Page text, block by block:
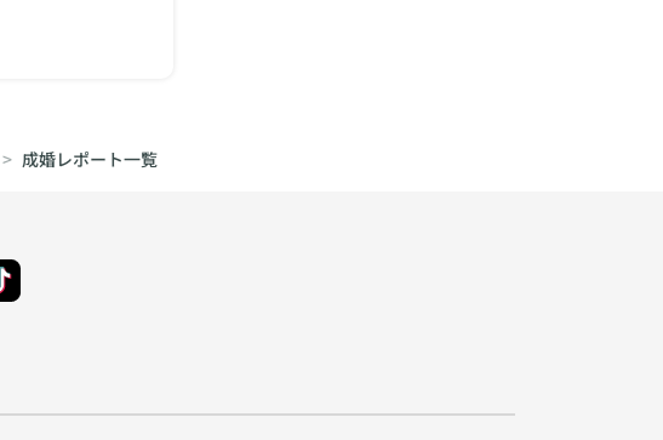
成婚レポート一覧